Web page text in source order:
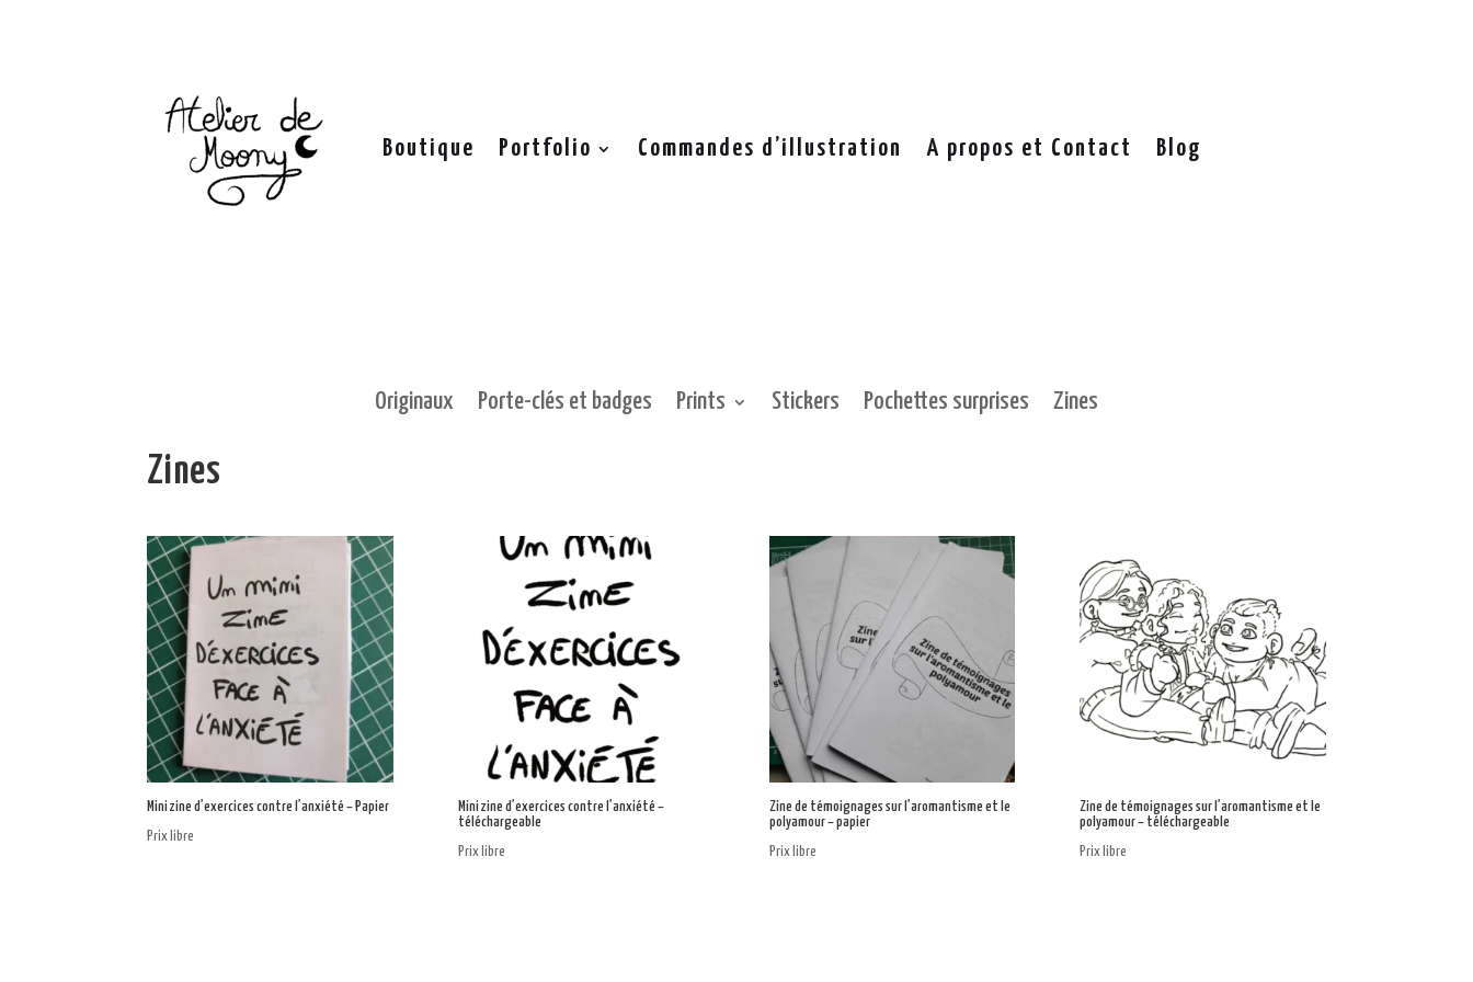
Boutique Portfolio Commandes d’illustration A propos et Contact Blog
Originaux Porte-clés et badges Prints Stickers Pochettes surprises Zines
Zines
Mini zine d’exercices contre l’anxiété – Papier
Prix libre
Mini zine d’exercices contre l’anxiété –
téléchargeable
Prix libre
Zine de témoignages sur l’aromantisme et le
polyamour – papier
Prix libre
Zine de témoignages sur l’aromantisme et le
polyamour – téléchargeable
Prix libre